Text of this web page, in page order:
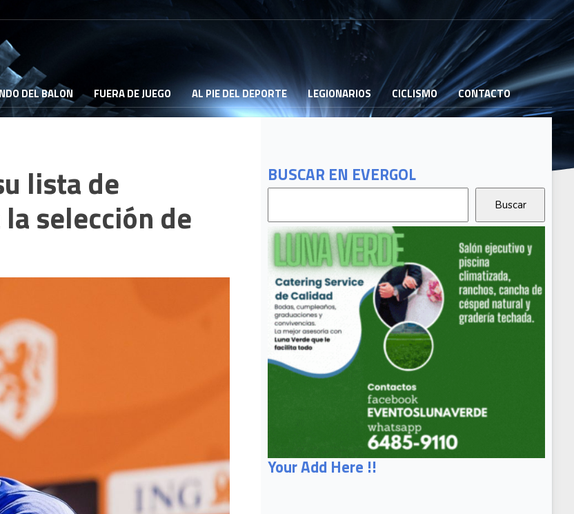
DEL BALON FUERA DE JUEGO AL PIE DEL DEPORTE LEGIONARIOS CICLISMO CONTACTO
BUSCAR EN EVERGOL
Your Add Here !!
lista de
selección de